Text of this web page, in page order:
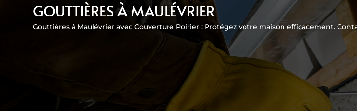
GOUTTIÈRES À MAULÉVRIER
Gouttières à Maulévrier avec Couverture Poirier : Protégez votre maison efficacement.